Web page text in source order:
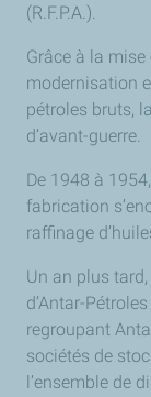
(R.F.P.A.).
Grâce à la
modernisation
pétroles bruts,
d’avant-guerre.
De 1948 à
fabrication
raffinage
Un an plus
d’Antar-
regroupant
sociétés de
l’ensemble de